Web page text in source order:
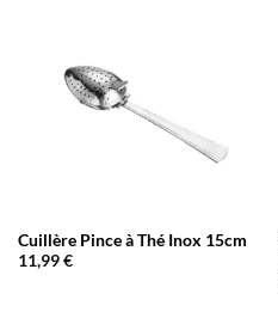
Cuillère Pince à Thé Inox 15cm
11,99€